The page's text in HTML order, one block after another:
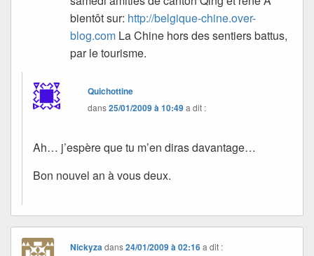
bientôt sur: http://belgique-chine.over-
blog.com La Chine hors des sentiers battus,
par le tourisme.
Quichottine
dans25/01/2009 à 10:49a dit :
Ah… j’espère que tu m’en diras davantage…
Bon nouvel an à vous deux.
Nickyzadans24/01/2009 à 02:16 a dit :